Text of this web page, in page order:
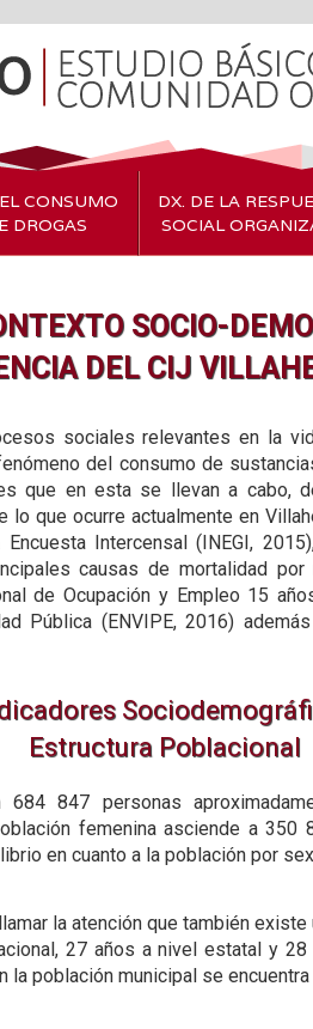
CONSUMO
DROGAS
DX. DE LA
SOCIAL
SOCIO-
DEL CIJ
sociales relevantes en la
del consumo de
que en esta se llevan a cabo,
lo que ocurre actualmente en
Intercensal (INEGI,
causas de mortalidad
de Ocupación y Empleo 15
Pública (ENVIPE, 2016)
Estructura Poblacional
684 847 personas
femenina asciende a 350
en cuanto a la población por
la atención que también
27 años a nivel estatal y
la población municipal se